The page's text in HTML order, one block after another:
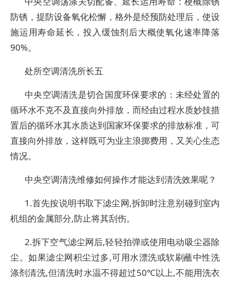
防锈，提防设备氧化松懈，格外是经预防处理后，使设
施运用寿命延长，投入缓蚀剂后大概使氧化速率降落
90%。
处所空调清洗所长五
中央空调清洗是切合国度环保要求的：未经处置的
循环水不克不及直接向外排放，而经由过程水质妙技措
置后的循环水其水质达到国家环保要求的排放标准，可
直接向外排放，这样既可为业主浪掷费用，又关心生态
情况。
中央空调清洗维修如何操作才能达到清洗效果呢？
1.首先按说明书取下滤尘网,拆卸时注意别碰到室内
机组的金属部分,防止将其刮伤。
2.拆下空气滤尘网后,轻轻拍弹或使用电动吸尘器除
尘。如果滤尘网积尘过多,可用水漂洗或软刷蘸中性洗
涤剂清洗,但清洗时水温不得超过50℃以上,不能用洗衣